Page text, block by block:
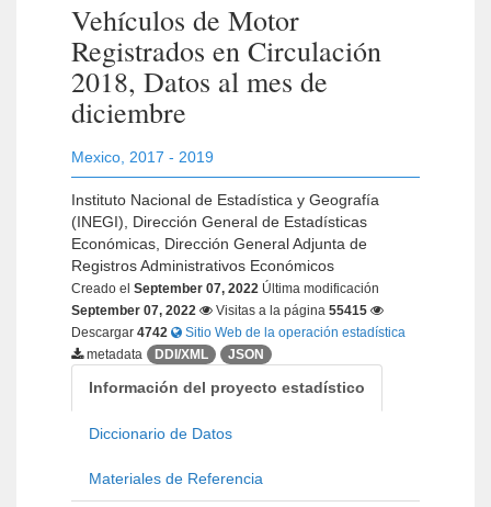
Vehículos de Motor
Registrados en Circulación
2018, Datos al mes de
diciembre
Mexico 2017 - 2019
Instituto Nacional de Estadística y Geografía
(INEGI), Dirección General de Estadísticas
Económicas, Dirección General Adjunta de
Registros Administrativos Económicos
Creado el September 07, 2022 Última modificación
September 07, 2022
Visitas a la página 55415
Descargar 4742
Sitio Web de la operación estadística
metadata
DDI/XML JSON
Información del proyecto estadístico
Diccionario de Datos
Materiales de Referencia